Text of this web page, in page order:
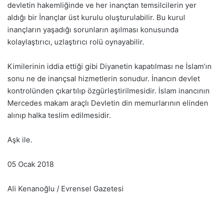
devletin hakemliğinde ve her inançtan temsilcilerin yer
aldığı bir İnançlar üst kurulu oluşturulabilir. Bu kurul
inançların yaşadığı sorunların aşılması konusunda
kolaylaştırıcı, uzlaştırıcı rolü oynayabilir.
Kimilerinin iddia ettiği gibi Diyanetin kapatılması ne İslam’ın
sonu ne de inançsal hizmetlerin sonudur. İnancın devlet
kontrolünden çıkartılıp özgürleştirilmesidir. İslam inancının
Mercedes makam araçlı Devletin din memurlarının elinden
alınıp halka teslim edilmesidir.
Aşk ile.
05 Ocak 2018
Ali Kenanoğlu / Evrensel Gazetesi